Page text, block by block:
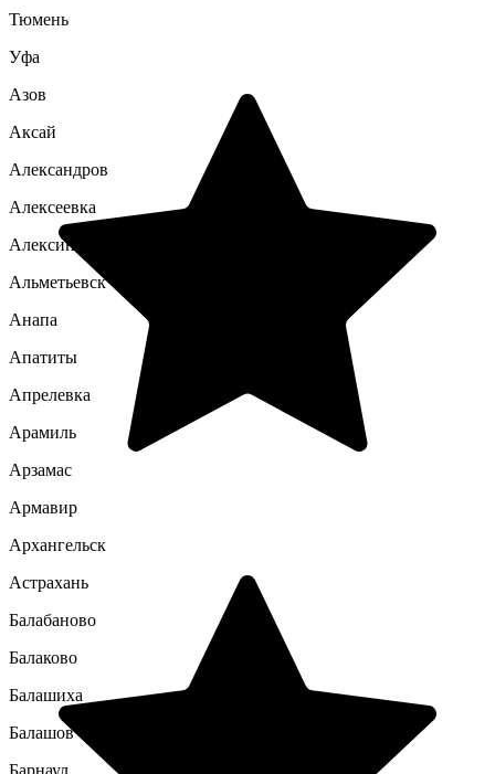
Тюмень
Уфа
Азов
Аксай
Александров
Алексеевка
Алексин
Альметьевск
Анапа
Апатиты
Апрелевка
Арамиль
Арзамас
Армавир
Архангельск
Астрахань
Балабаново
Балаково
Балашиха
Балашов
Барнаул